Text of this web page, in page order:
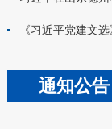
《习近平党建文
通知公告